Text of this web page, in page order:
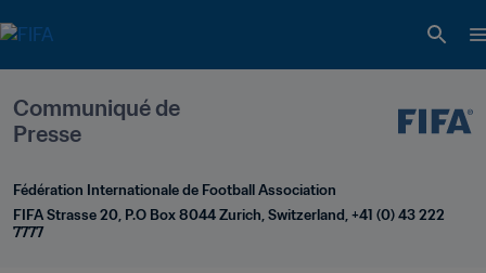
Communiqué de
Presse
Fédération Internationale de Football Association
FIFA Strasse 20, P.O Box 8044 Zurich, Switzerland, +41 (0) 43 222
7777